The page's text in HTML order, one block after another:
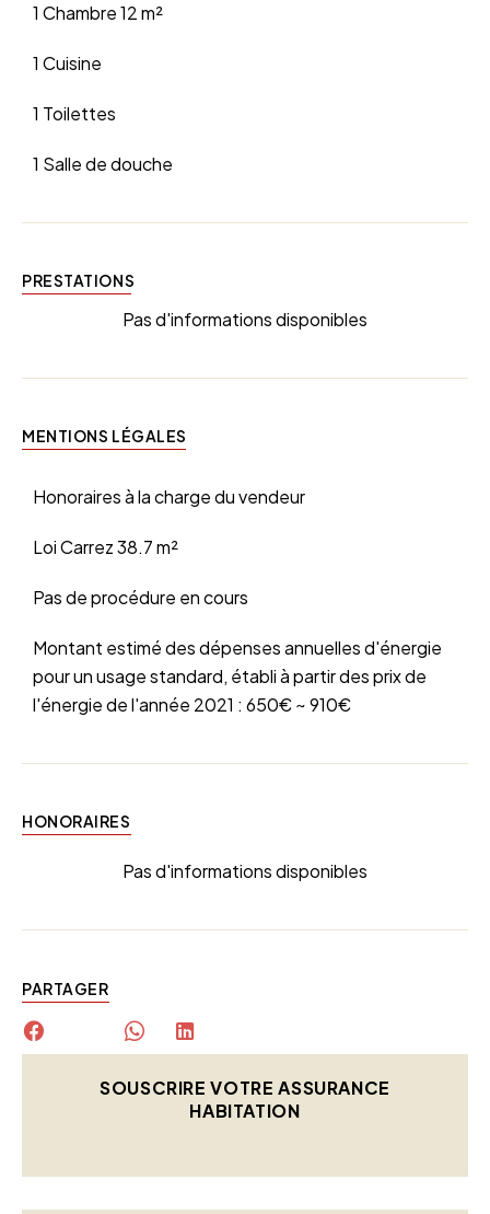
1 Chambre12 m²
1 Cuisine
1 Toilettes
1 Salle de douche
PRESTATIONS
Pas d'informations disponibles
MENTIONS LÉGALES
Honoraires à la charge du vendeur
Loi Carrez38.7 m²
Pas de procédure en cours
Montant estimé des dépenses annuelles d'énergie
pour un usage standard, établi à partir des prix de
l'énergie de l'année 2021 : 650€ ~ 910€
HONORAIRES
Pas d'informations disponibles
PARTAGER
SOUSCRIRE VOTRE ASSURANCE
HABITATION